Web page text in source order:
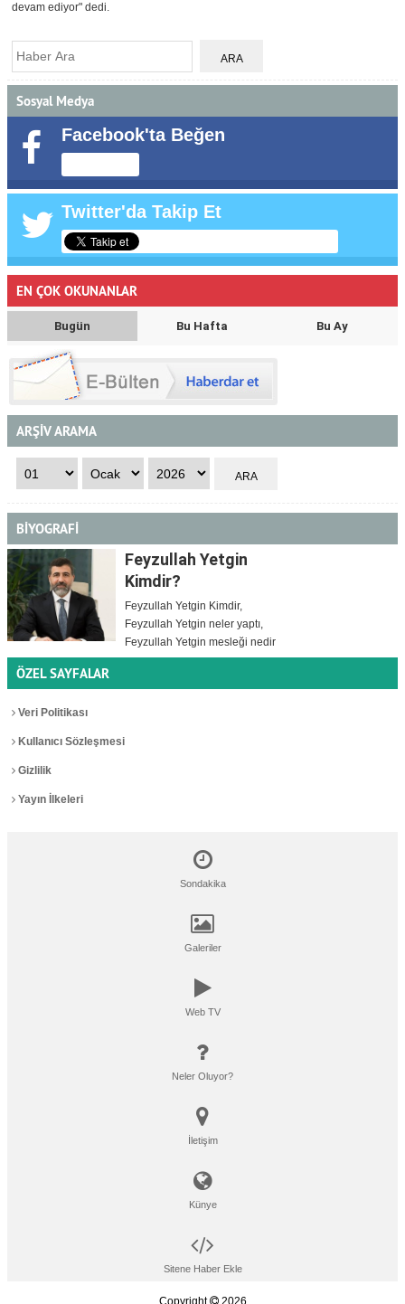
devam ediyor" dedi.
Sosyal Medya
Facebook'ta Beğen
Twitter'da Takip Et
EN ÇOK OKUNANLAR
Bugün Bu Hafta Bu Ay
ARŞİV ARAMA
BİYOGRAFİ
Feyzullah Yetgin
Kimdir?
Feyzullah Yetgin Kimdir,
Feyzullah Yetgin neler yaptı,
Feyzullah Yetgin mesleği nedir
ÖZEL SAYFALAR
Veri Politikası
Kullanıcı Sözleşmesi
Gizlilik
Yayın İlkeleri
Sondakika
Galeriler
Web TV
Neler Oluyor?
İletişim
Künye
Sitene Haber Ekle